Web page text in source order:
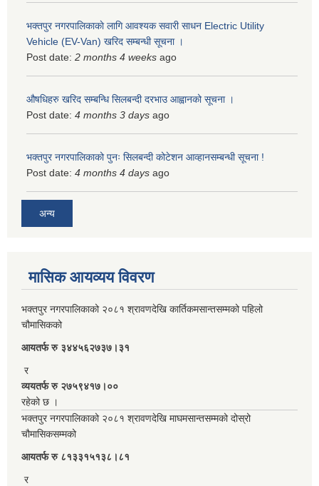
भक्तपुर नगरपालिकाकाे लागि आवश्यक सवारी साधन Electric Utility
Vehicle (EV-Van) खरिद सम्बन्धी सूचना ।
Post date: 2 months 4 weeks ago
औषधिहरु खरिद सम्बन्धि सिलबन्दी दरभाउ आह्वानको सूचना ।
Post date: 4 months 3 days ago
भक्तपुर नगरपालिकाको पुनः सिलबन्दी कोटेशन आव्हानसम्बन्धी सूचना !
Post date: 4 months 4 days ago
अन्य
मासिक आयव्यय विवरण
भक्तपुर नगरपालिकाको २०८१ श्रावणदेखि कार्तिकमसान्तसम्मको पहिलो
चौमासिकको
आयतर्फ रु‌ ३४४५६२७३७।३१
र
व्ययतर्फ रु २७५९४१७।००
रहेको छ ।
भक्तपुर नगरपालिकाको २०८१ श्रावणदेखि माघमसान्तसम्मको दोस्रो
चौमासिकसम्मको
आयतर्फ रु‌ ८१३३१५१३८।८१
र